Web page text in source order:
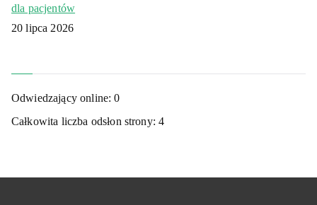
dla pacjentów
20 lipca 2026
Odwiedzający online:0
Całkowita liczba odsłon strony:4